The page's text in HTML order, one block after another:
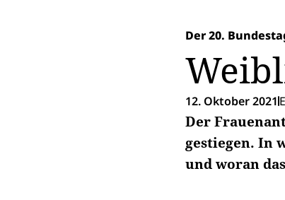
Der 20.
12. Oktober 2021
Der
gestiegen. In
und woran